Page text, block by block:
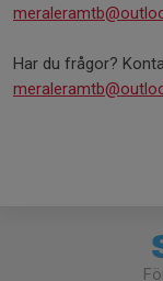
Har du frågor?